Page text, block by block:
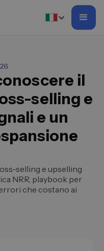
il
selling e
e un
selling e upselling
NRR, playbook per
che costano ai